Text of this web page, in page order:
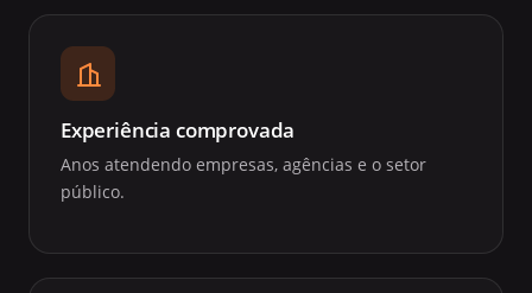
Experiência comprovada
Anos atendendo empresas, agências e o setor
público.